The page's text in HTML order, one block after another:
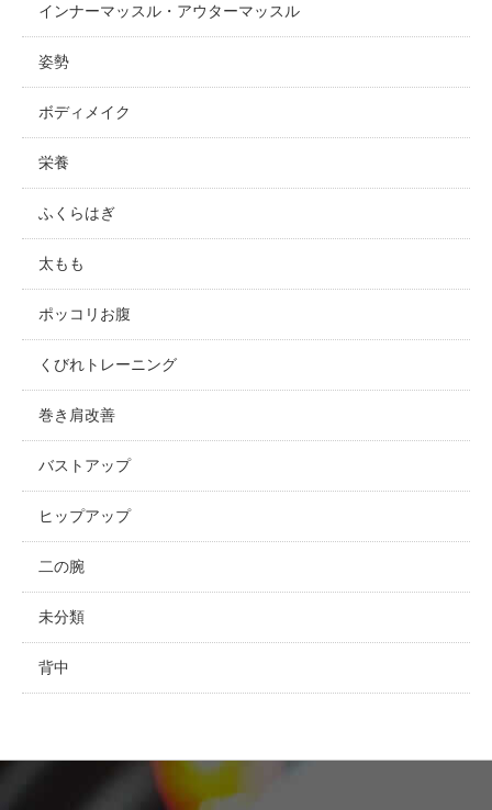
インナーマッスル・アウターマッスル
姿勢
ボディメイク
栄養
ふくらはぎ
太もも
ポッコリお腹
くびれトレーニング
巻き肩改善
バストアップ
ヒップアップ
二の腕
未分類
背中